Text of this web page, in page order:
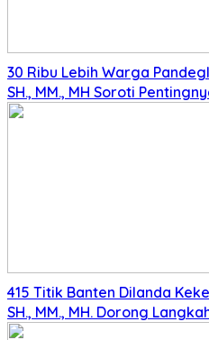
30 Ribu Lebih Warga
SH., MM., MH Soroti
415 Titik Banten Dilanda
SH., MM., MH. Dorong